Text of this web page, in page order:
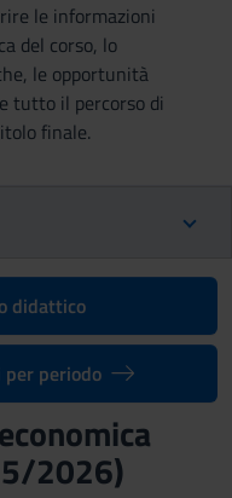
le informazioni
del corso, lo
le opportunità
tutto il percorso di
finale.
didattico
periodo
2026)